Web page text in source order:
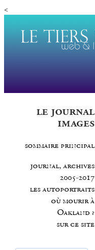
<
le journal
images
sommaire principal
journal, archives
2005-2017
les autoportraits
où mourir à
Oakland ?
sur ce site